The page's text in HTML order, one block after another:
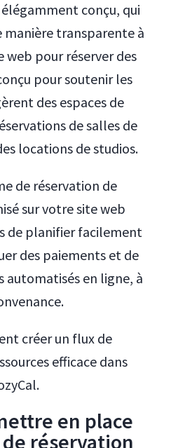
conçu, qui
transparente à
pour réserver des
pour soutenir les
des espaces de
de salles de
locations de studios.
de réservation de
sur votre site web
de planifier facilement
des paiements et de
automatisés en ligne, à
créer un flux de
efficace dans
en place
réservation